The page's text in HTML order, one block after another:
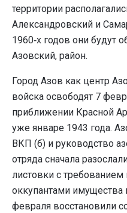
территории
Александровский и
1960‑х годов они будут
Азовский, район.
Город Азов как центр
войска освободят 7
приближении Красной
уже январе 1943 года.
ВКП (б) и руководство
отряда сначала
листовки с требованием
оккупантами имущества
февраля восстановили